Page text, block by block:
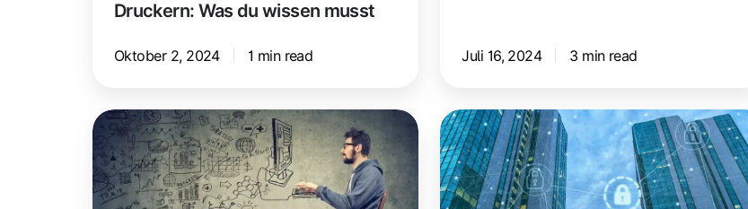
Druckern: Was du wissen musst
Oktober 2, 2024 1 min read Juli 16, 2024 3 min read
Azure
Virtual
Desktop
und
Netzwerksicherheit
stärken:
Deine
Zero-